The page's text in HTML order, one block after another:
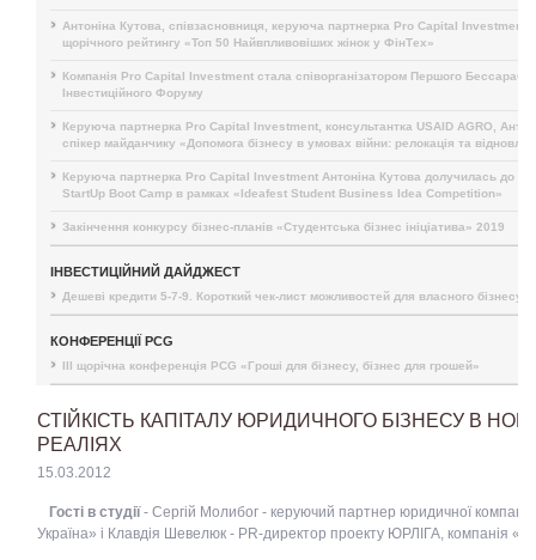
Антоніна Кутова, співзасновниця, керуюча партнерка Pro Capital Investment,
щорічного рейтингу «Топ 50 Найвпливовіших жінок у ФінТех»
Компанія Pro Capital Investment стала співорганізатором Першого
Інвестиційного Форуму
Керуюча партнерка Pro Capital Investment, консультантка USAID AGRO,
спікер майданчику «Допомога бізнесу в умовах війни: релокація та
Керуюча партнерка Pro Capital Investment Антоніна Кутова долучилась до
StartUp Boot Camp в рамках «Ideafest Student Business Idea Competition»
Закінчення конкурсу бізнес-планів «Студентська бізнес ініціатива» 2019
ІНВЕСТИЦІЙНИЙ ДАЙДЖЕСТ
Дешеві кредити 5-7-9. Короткий чек-лист можливостей для власного бізнесу
КОНФЕРЕНЦІЇ PCG
III щорічна конференція PCG «Гроші для бізнесу, бізнес для грошей»
СТІЙКІСТЬ КАПІТАЛУ ЮРИДИЧНОГО БІЗНЕСУ В
РЕАЛІЯХ
15.03.2012
Гості в студії- Сергій Молибог - керуючий партнер юридичної
Україна» і Клавдія Шевелюк - PR-директор проекту ЮРЛІГА, компанія